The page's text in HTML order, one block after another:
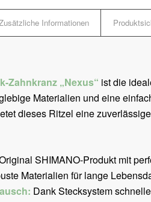
Informationen
Zahnkranz „Nexus“ ist die
Materialien und eine
dieses Ritzel eine
SHIMANO-Produkt mit
Materialien für lange
Dank Stecksystem